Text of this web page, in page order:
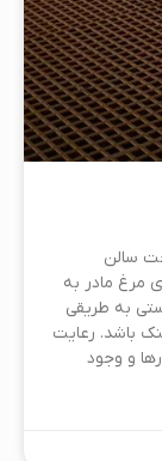
سالن
مرغ مادر به
به طریقی
باشد. رعایت
و وجود